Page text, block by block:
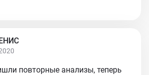
повторные анализы, теперь